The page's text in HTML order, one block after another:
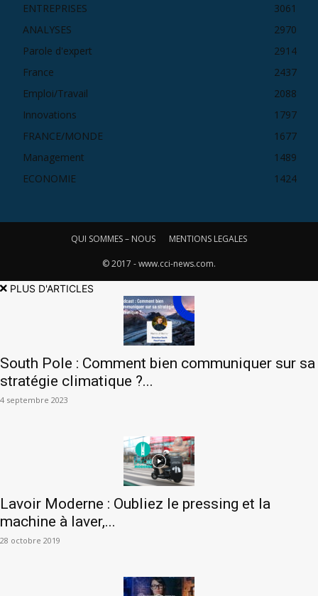
ENTREPRISES
3061
ANALYSES
2970
Parole d'expert
2914
France
2437
Emploi/Travail
2088
Innovations
1797
FRANCE/MONDE
1677
Management
1489
ECONOMIE
1424
QUI SOMMES – NOUS MENTIONS LEGALES
© 2017 - www.cci-news.com.
PLUS D'ARTICLES
South Pole : Comment bien communiquer sur sa
stratégie climatique ?...
4 septembre 2023
Lavoir Moderne : Oubliez le pressing et la
machine à laver,...
28 octobre 2019